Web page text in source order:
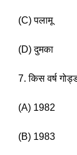
(C) पलामू
(D) दुमका
7. किस वर्ष
(A) 1982
(B) 1983